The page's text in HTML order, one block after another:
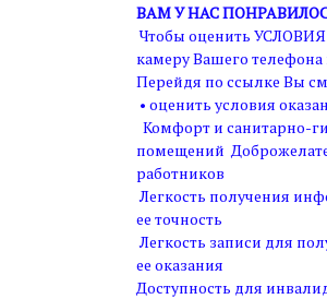
ВАМ У НАС
Чтобы оценить УСЛОВИЯ
камеру Вашего телефона
Перейдя по ссылке Вы
• оценить условия
Комфорт и санитарно-
помещений
работников
Легкость получения
ее точность
Легкость записи для
ее оказания
Доступность для